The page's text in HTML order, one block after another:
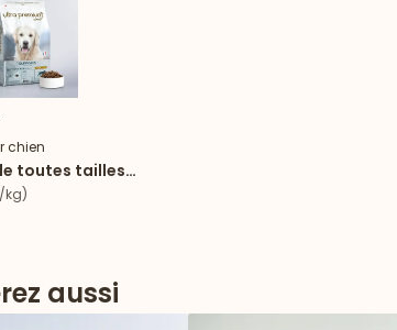
chien
toutes tailles
poulet
kg)
aussi